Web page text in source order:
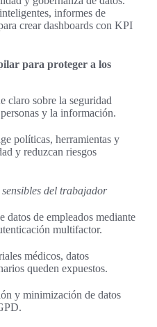
informes de
crear dashboards con KPI
para proteger a los
claro sobre la seguridad
y la información.
políticas, herramientas y
y reduzcan riesgos
del trabajador
datos de empleados mediante
multifactor.
médicos, datos
queden expuestos.
y minimización de datos